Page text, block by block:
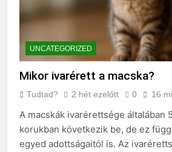
UNCATEGORIZED
Mikor ivarérett a macska?
Tudtad? 2 hét ezelőtt 0 16
A macskák ivarérettsége általában
korukban következik be, de ez
egyed adottságaitól is. Az